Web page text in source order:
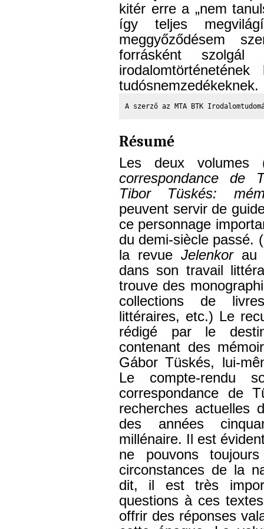
kitér erre a „nem
így teljes
meggyőződésem
forrásként
tudósnemzedékeknek.
A szerző az MTA BTK
Résumé
Les deux volumes
correspondance de
Tibor Tüskés:
peuvent servir de
ce personnage
du demi-siècle passé.
la revueJelenkorau
dans son travail
trouve des
collections de
littéraires, etc.) Le
rédigé par le
contenant des
Gábor Tüskés, lui-
Le compte-rendu
correspondance de
recherches actuelles
des années
millénaire. Il est
ne pouvons
circonstances de la
dit, il est très
questions à ces
offrir des réponses